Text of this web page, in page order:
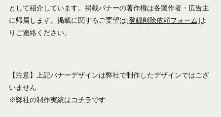
として紹介しています。掲載バナーの著作権は各製作者・広告主
に帰属します。掲載に関するご要望は[登録削除依頼フォーム]よ
りご連絡ください。
【注意】上記バナーデザインは弊社で制作したデザインではござ
いません
※弊社の制作実績はコチラです